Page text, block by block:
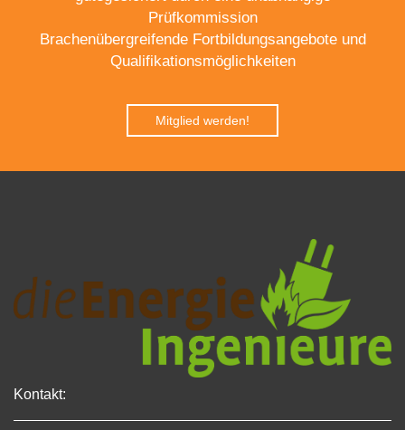
Prüfkommission
Brachenübergreifende Fortbildungsangebote und
Qualifikationsmöglichkeiten
Mitglied werden!
Kontakt: